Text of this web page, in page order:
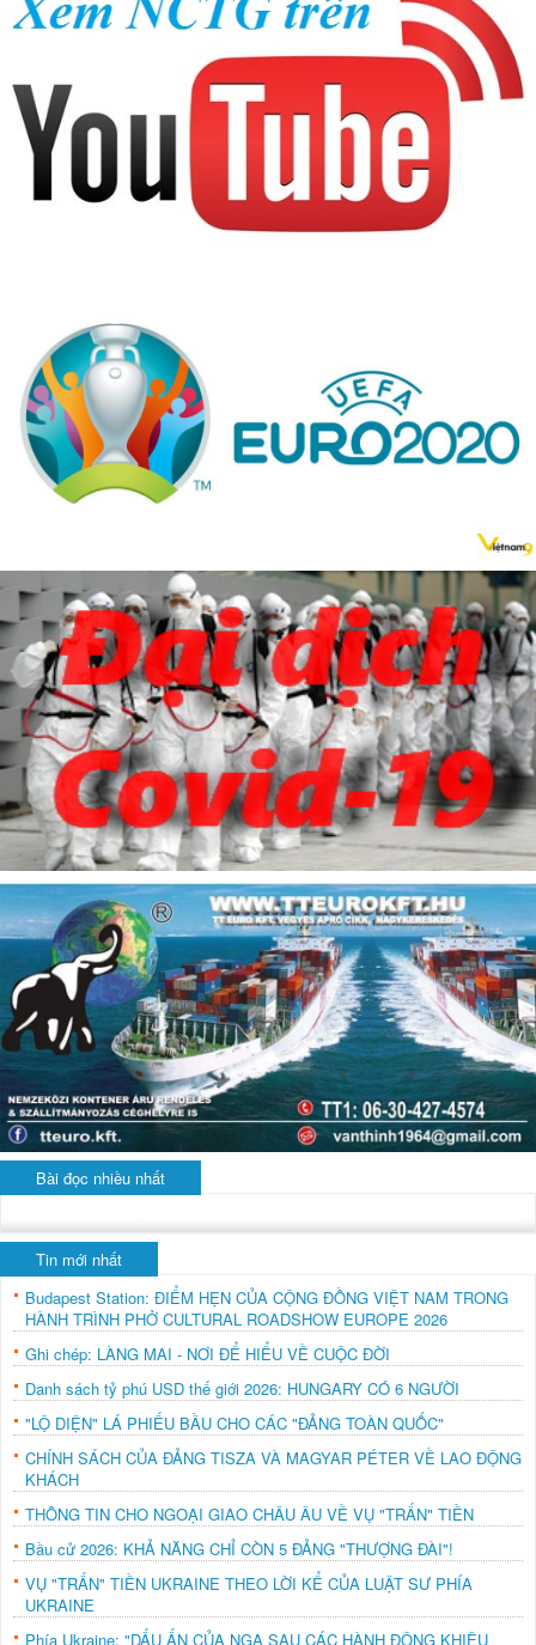
Bài đọc nhiều nhất
Tin mới nhất
Budapest Station: ĐIỂM HẸN CỦA CỘNG ĐỒNG VIỆT NAM TRONG
HÀNH TRÌNH PHỞ CULTURAL ROADSHOW EUROPE 2026
Ghi chép: LÀNG MAI - NƠI ĐỂ HIỂU VỀ CUỘC ĐỜI
Danh sách tỷ phú USD thế giới 2026: HUNGARY CÓ 6 NGƯỜI
"LỘ DIỆN" LÁ PHIẾU BẦU CHO CÁC "ĐẢNG TOÀN QUỐC"
CHÍNH SÁCH CỦA ĐẢNG TISZA VÀ MAGYAR PÉTER VỀ LAO ĐỘNG
KHÁCH
THÔNG TIN CHO NGOẠI GIAO CHÂU ÂU VỀ VỤ "TRẤN" TIỀN
Bầu cử 2026: KHẢ NĂNG CHỈ CÒN 5 ĐẢNG "THƯỢNG ĐÀI"!
VỤ "TRẤN" TIỀN UKRAINE THEO LỜI KỂ CỦA LUẬT SƯ PHÍA
UKRAINE
Phía Ukraine: "DẤU ẤN CỦA NGA SAU CÁC HÀNH ĐỘNG KHIÊU